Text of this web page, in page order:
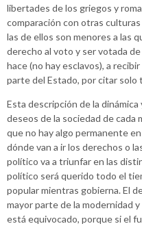
libertades de los griegos y
comparación con otras
las de ellos son menores a las
derecho al voto y ser votada
hace (no hay esclavos), a
parte del Estado, por citar
Esta descripción de la
deseos de la sociedad de
que no hay algo permanente
dónde van a ir los derechos o
político va a triunfar en las
político será querido todo el
popular mientras gobierna. El
mayor parte de la modernidad
está equivocado, porque si el